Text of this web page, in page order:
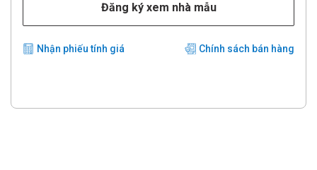
Đăng ký xem nhà mẫu
Nhận phiếu tính giá Chính sách bán hàng